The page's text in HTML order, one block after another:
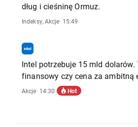
dług i cieśninę Ormuz.
Indeksy,Akcje· 15:49
Intel potrzebuje 15 mld dolarów.
finansowy czy cena za ambitną
Akcje· 14:30 Hot